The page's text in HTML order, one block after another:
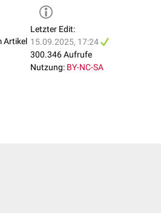
Harnröhre eingebracht, sondern
oberhalb des
Artikel
Letzter Edit:
15.09.2025, 17:24
300.346 Aufrufe
Nutzung: BY-NC-SA